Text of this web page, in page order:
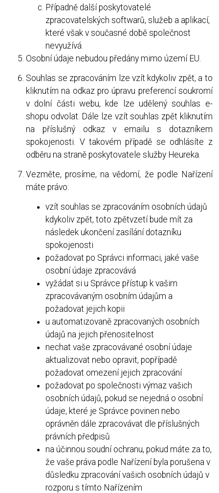
Případně další poskytovatelé
zpracovatelských softwarů, služeb a aplikací,
které však v současné době společnost
nevyužívá.
Osobní údaje nebudou předány mimo území EU.
Souhlas se zpracováním lze vzít kdykoliv zpět, a to
kliknutím na odkaz pro úpravu preferencí soukromí
v dolní části webu, kde lze udělený souhlas e-
shopu odvolat. Dále lze vzít souhlas zpět kliknutím
na příslušný odkaz v emailu s dotazníkem
spokojenosti. V takovém případě se odhlásíte z
odběru na straně poskytovatele služby Heureka.
Vezměte, prosíme, na vědomí, že podle Nařízení
máte právo:
vzít souhlas se zpracováním osobních údajů
kdykoliv zpět, toto zpětvzetí bude mít za
následek ukončení zasílání dotazníku
spokojenosti
požadovat po Správci informaci, jaké vaše
osobní údaje zpracovává
vyžádat si u Správce přístup k vašim
zpracovávaným osobním údajům a
požadovat jejich kopii
u automatizovaně zpracovaných osobních
údajů na jejich přenositelnost
nechat vaše zpracovávané osobní údaje
aktualizovat nebo opravit, popřípadě
požadovat omezení jejich zpracování
požadovat po společnosti výmaz vašich
osobních údajů, pokud se nejedná o osobní
údaje, které je Správce povinen nebo
oprávněn dále zpracovávat dle příslušných
právních předpisů
na účinnou soudní ochranu, pokud máte za to,
že vaše práva podle Nařízení byla porušena v
důsledku zpracování vašich osobních údajů v
rozporu s tímto Nařízením